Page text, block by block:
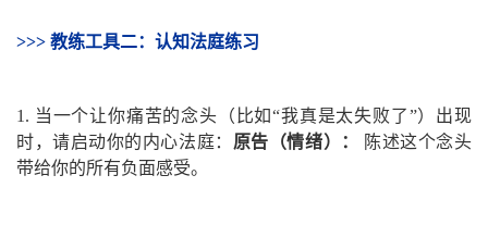
>>> 教练工具二：认知法庭练习
1. 当一个让你痛苦的念头（比如“我真是太失败了”）出现
时，请启动你的内心法庭： 原告（情绪）：
陈述这个念头
带给你的所有负面感受。